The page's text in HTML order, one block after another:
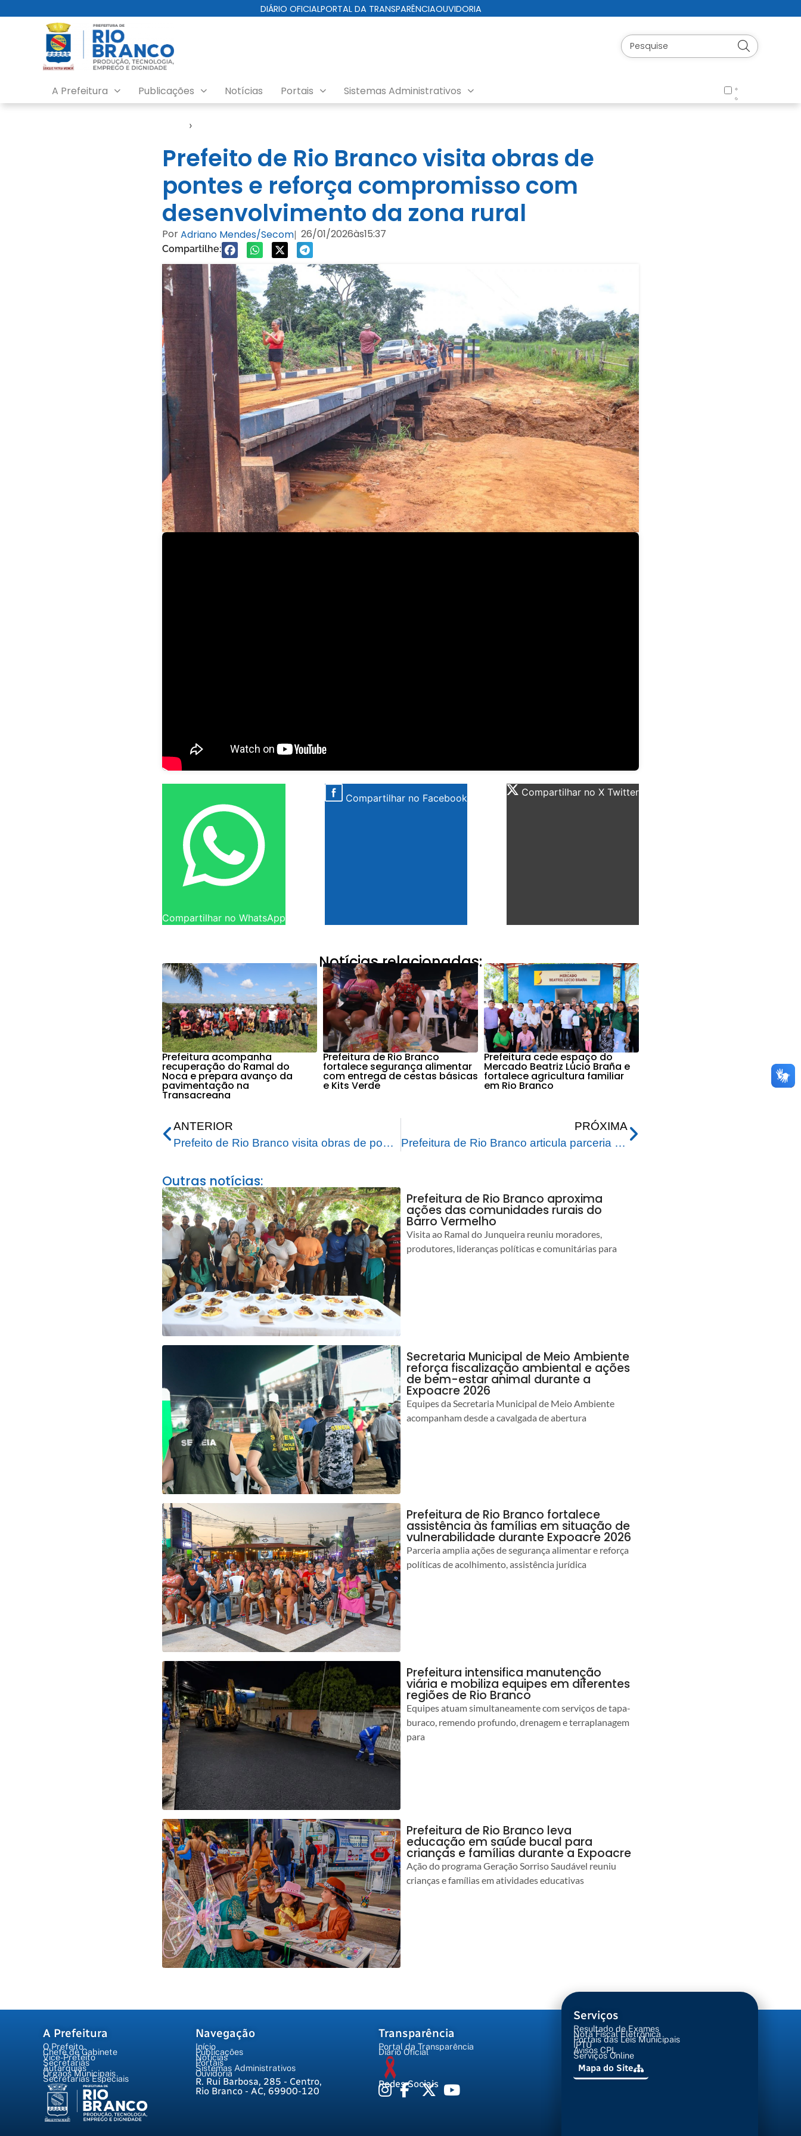
DIÁRIO OFICIALPORTAL DA TRANSPARÊNCIAOUVIDORIA
A Prefeitura Publicações Notícias Portais Sistemas Administrativos
›
Prefeito de Rio Branco visita obras de
pontes e reforça compromisso com
desenvolvimento da zona rural
PorAdriano Mendes/Secom| 26/01/2026às15:37
Compartilhe:
Compartilhar no WhatsApp
Compartilhar no Facebook Compartilhar no X Twitter
Notícias relacionadas:
Prefeitura acompanha
recuperação do Ramal do
Noca e prepara avanço da
pavimentação na
Transacreana
Prefeitura de Rio Branco
fortalece segurança alimentar
com entrega de cestas básicas
e Kits Verde
Prefeitura cede espaço do
Mercado Beatriz Lúcio Braña e
fortalece agricultura familiar
em Rio Branco
ANTERIOR
Prefeito de Rio Branco visita obras de pontes e reforça compromisso com desenvolvimento da zona rural
PRÓXIMA
Prefeitura de Rio Branco articula parceria com Instituto GEA para implementação do projeto Recicla On
Outras notícias:
Prefeitura de Rio Branco aproxima
ações das comunidades rurais do
Barro Vermelho
Visita ao Ramal do Junqueira reuniu moradores,
produtores, lideranças políticas e comunitárias para
Secretaria Municipal de Meio Ambiente
reforça fiscalização ambiental e ações
de bem-estar animal durante a
Expoacre 2026
Equipes da Secretaria Municipal de Meio Ambiente
acompanham desde a cavalgada de abertura
Prefeitura de Rio Branco fortalece
assistência às famílias em situação de
vulnerabilidade durante Expoacre 2026
Parceria amplia ações de segurança alimentar e reforça
políticas de acolhimento, assistência jurídica
Prefeitura intensifica manutenção
viária e mobiliza equipes em diferentes
regiões de Rio Branco
Equipes atuam simultaneamente com serviços de tapa-
buraco, remendo profundo, drenagem e terraplanagem
para
Prefeitura de Rio Branco leva
educação em saúde bucal para
crianças e famílias durante a Expoacre
Ação do programa Geração Sorriso Saudável reuniu
crianças e famílias em atividades educativas
A Prefeitura
O Prefeito
Chefe de Gabinete
Vice-Prefeito
Secretarias
Autarquias
Órgãos Municipais
Secretarias Especiais
Navegação
Início
Publicações
Notícias
Portais
Sistemas Administrativos
Ouvidoria
R. Rui Barbosa, 285 - Centro,
Rio Branco - AC, 69900-120
Transparência
Portal da Transparência
Diário Oficial
Redes Sociais
Serviços
Resultado de Exames
Nota Fiscal Eletrônica
Portais das Leis Municipais
IPTU
Avisos CPL
Serviços Online
Mapa do Site